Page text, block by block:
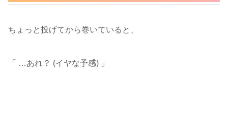
ちょっと投げてから巻いていると、
「 …あれ？ (イヤな予感) 」